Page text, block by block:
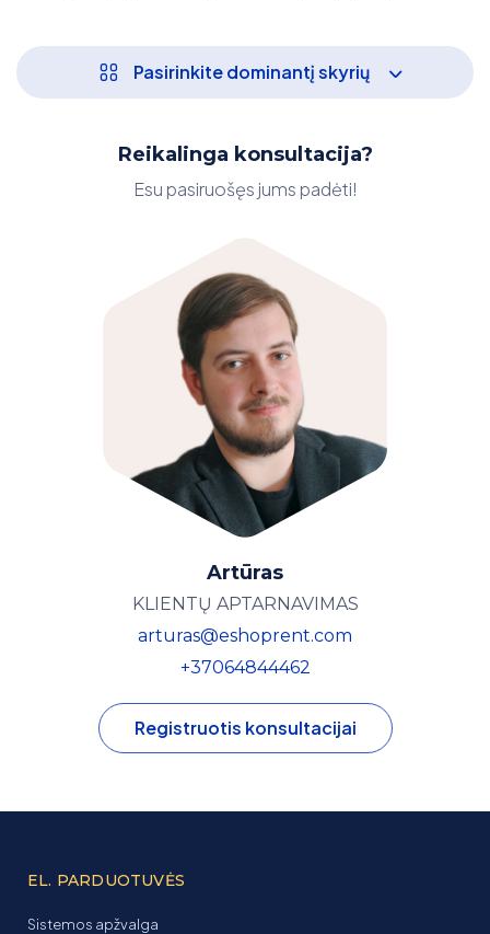
Pasirinkite dominantį skyrių
Reikalinga konsultacija?
Esu pasiruošęs jums padėti!
Artūras
KLIENTŲ APTARNAVIMAS
arturas@eshoprent.com
+37064844462
Registruotis konsultacijai
EL. PARDUOTUVĖS
Sistemos apžvalga